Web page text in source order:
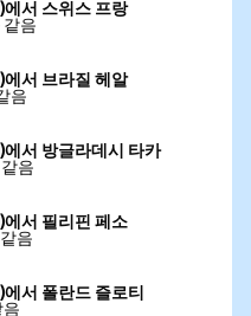
서 스위스 프랑
음
서 브라질 헤알
음
서 방글라데시 타카
음
서 필리핀 페소
음
서 폴란드 즐로티
음